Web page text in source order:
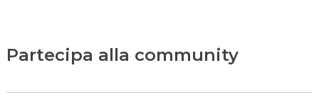
Partecipa alla community